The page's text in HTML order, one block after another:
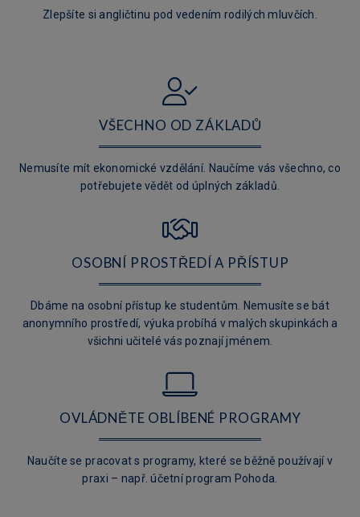
Zlepšíte si angličtinu pod vedením rodilých mluvčích.
VŠECHNO OD ZÁKLADŮ
Nemusíte mít ekonomické vzdělání. Naučíme vás všechno, co
potřebujete vědět od úplných základů.
OSOBNÍ PROSTŘEDÍ A PŘÍSTUP
Dbáme na osobní přístup ke studentům. Nemusíte se bát
anonymního prostředí, výuka probíhá v malých skupinkách a
všichni učitelé vás poznají jménem.
OVLÁDNĚTE OBLÍBENÉ PROGRAMY
Naučíte se pracovat s programy, které se běžně používají v
praxi – např. účetní program Pohoda.